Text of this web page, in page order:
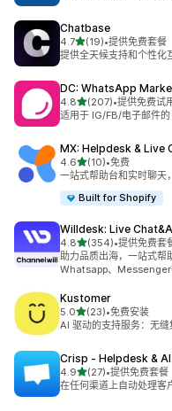
Chatbase
4.7星（满分 5 星）
(19)
总共 19 条评论
•提供免费套餐
提供全天候支持和个性化
DC: WhatsApp
4.8星（满分 5 星）
(207)
总共 207 条评论
•提供免费试
适用于 IG/FB/电子邮件
MX: Helpdesk & Live
4.6星（满分 5 星）
(10)
总共 10 条评论
•免费
一站式帮助台和实时聊天
Built for Shopify
Willdesk: Live
4.8星（满分 5 星）
(354)
总共 354 条评论
•提供免费套
助力品质出海，一站式帮
Whatsapp、Messenger
Kustomer
5.0星（满分 5 星）
(23)
总共 23 条评论
•免费安装
AI 驱动的支持服务：无
Crisp ‑ Helpdesk &
4.9星（满分 5 星）
(27)
总共 27 条评论
•提供免费套餐
在任何渠道上自动处理客